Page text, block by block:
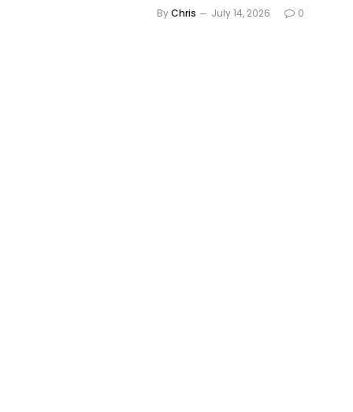
ByChris July 14, 2026 0